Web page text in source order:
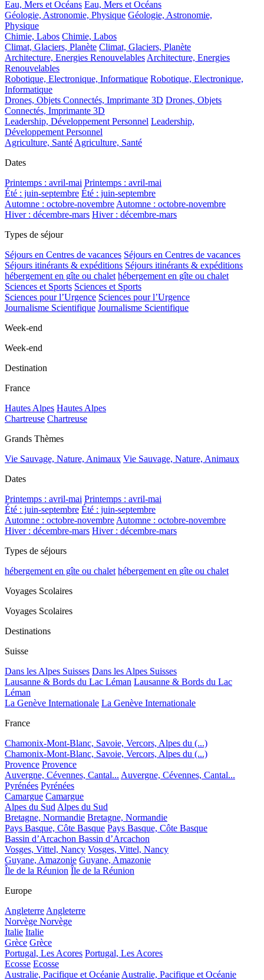
Eau, Mers et Océans Eau, Mers et Océans
Géologie, Astronomie, Physique Géologie, Astronomie,
Physique
Chimie, Labos Chimie, Labos
Climat, Glaciers, Planète Climat, Glaciers, Planète
Architecture, Energies Renouvelables Architecture, Energies
Renouvelables
Robotique, Electronique, Informatique Robotique, Electronique,
Informatique
Drones, Objets Connectés, Imprimante 3D Drones, Objets
Connectés, Imprimante 3D
Leadership, Développement Personnel Leadership,
Développement Personnel
Agriculture, Santé Agriculture, Santé
Dates
Printemps : avril-mai Printemps : avril-mai
Été : juin-septembre Été : juin-septembre
Automne : octobre-novembre Automne : octobre-novembre
Hiver : décembre-mars Hiver : décembre-mars
Types de séjour
Séjours en Centres de vacances Séjours en Centres de vacances
Séjours itinérants & expéditions Séjours itinérants & expéditions
hébergement en gîte ou chalet hébergement en gîte ou chalet
Sciences et Sports Sciences et Sports
Sciences pour l’Urgence Sciences pour l’Urgence
Journalisme Scientifique Journalisme Scientifique
Week-end
Week-end
Destination
France
Hautes Alpes Hautes Alpes
Chartreuse Chartreuse
Grands Thèmes
Vie Sauvage, Nature, Animaux Vie Sauvage, Nature, Animaux
Dates
Printemps : avril-mai Printemps : avril-mai
Été : juin-septembre Été : juin-septembre
Automne : octobre-novembre Automne : octobre-novembre
Hiver : décembre-mars Hiver : décembre-mars
Types de séjours
hébergement en gîte ou chalet hébergement en gîte ou chalet
Voyages Scolaires
Voyages Scolaires
Destinations
Suisse
Dans les Alpes Suisses Dans les Alpes Suisses
Lausanne & Bords du Lac Léman Lausanne & Bords du Lac
Léman
La Genève Internationale La Genève Internationale
France
Chamonix-Mont-Blanc, Savoie, Vercors, Alpes du (...)
Chamonix-Mont-Blanc, Savoie, Vercors, Alpes du (...)
Provence Provence
Auvergne, Cévennes, Cantal... Auvergne, Cévennes, Cantal...
Pyrénées Pyrénées
Camargue Camargue
Alpes du Sud Alpes du Sud
Bretagne, Normandie Bretagne, Normandie
Pays Basque, Côte Basque Pays Basque, Côte Basque
Bassin d’Arcachon Bassin d’Arcachon
Vosges, Vittel, Nancy Vosges, Vittel, Nancy
Guyane, Amazonie Guyane, Amazonie
Île de la Réunion Île de la Réunion
Europe
Angleterre Angleterre
Norvège Norvège
Italie Italie
Grèce Grèce
Portugal, Les Acores Portugal, Les Acores
Ecosse Ecosse
Australie, Pacifique et Océanie Australie, Pacifique et Océanie